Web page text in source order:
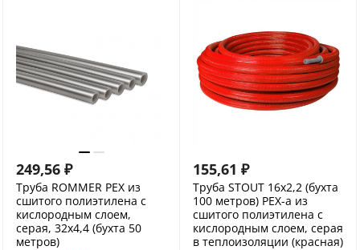
249,56 ₽
Труба ROMMER PEX из
сшитого полиэтилена с
кислородным слоем,
серая, 32х4,4 (бухта 50
метров)
155,61 ₽
Труба STOUT 16х2,2 (бухта
100 метров) PEX-a из
сшитого полиэтилена с
кислородным слоем, серая
в теплоизоляции (красная)